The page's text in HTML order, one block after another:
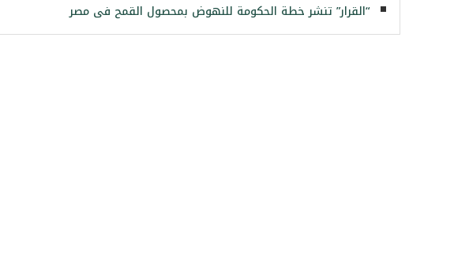
“القرار” تنشر خطة الحكومة للنهوض بمحصول القمح فى مصر